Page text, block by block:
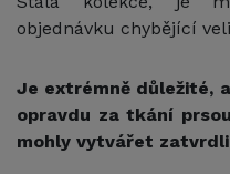
objednávku chybějící
Je extrémně důležité,
opravdu za tkání
mohly vytvářet